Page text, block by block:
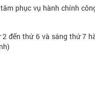
phục vụ hành chính
2 đến thứ 6 và sáng thứ 7